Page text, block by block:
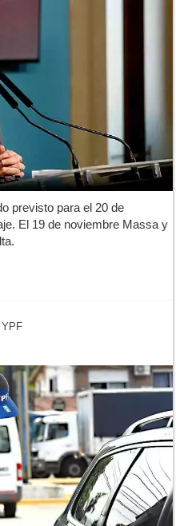
virtual para consultar
será y cuánto durará
al acusado de balear a un
cambiará de golpe en la
ayuda
previsto para el 20 de
El 19 de noviembre Massa y